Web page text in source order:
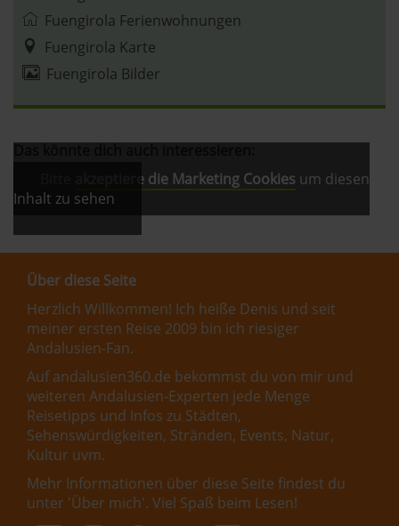
Fuengirola Ferienwohnungen
Fuengirola Karte
Fuengirola Bilder
akzeptiere die Marketing Cookies um diesen
Inhalt zu sehen
Über diese Seite
Herzlich Willkommen! Ich heiße Denis und seit
meiner ersten Reise 2009 bin ich riesiger
Andalusien-Fan.
Auf andalusien360.de bekommst du von mir und
weiteren Andalusien-Experten jede Menge
Reisetipps und Infos zu Städten,
Sehenswürdigkeiten, Stränden, Events, Natur,
Kultur uvm.
Mehr Informationen über diese Seite findest du
unter 'Über mich'. Viel Spaß beim Lesen!